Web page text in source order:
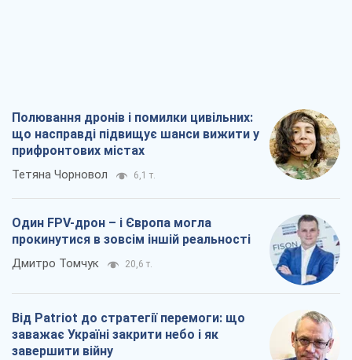
Полювання дронів і помилки цивільних:
що насправді підвищує шанси вижити у
прифронтових містах
Тетяна Чорновол 6,1 т.
Один FPV-дрон – і Європа могла
прокинутися в зовсім іншій реальності
Дмитро Томчук 20,6 т.
Від Patriot до стратегії перемоги: що
заважає Україні закрити небо і як
завершити війну